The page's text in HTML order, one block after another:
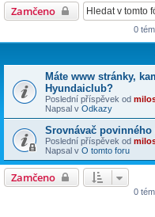
Zamčeno
0
Máte www stránky,
Hyundaiclub?
Poslední příspěvek od
Napsal v Odkazy
Srovnávač
Poslední příspěvek od
Napsal v O tomto foru
Zamčeno
0